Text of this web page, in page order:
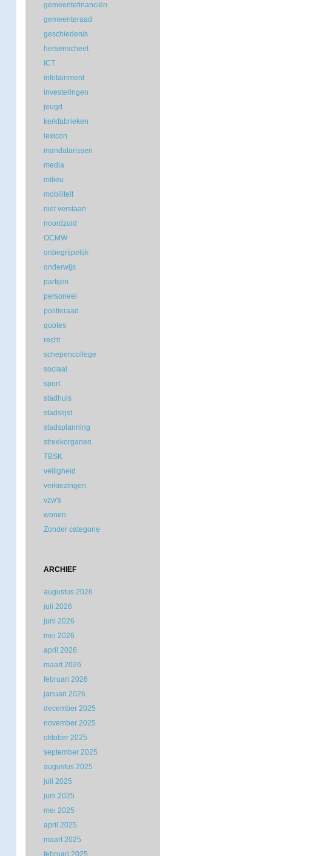
gemeentefinanciën
gemeenteraad
geschiedenis
hersenscheet
ICT
infotainment
investeringen
jeugd
kerkfabrieken
lexicon
mandatarissen
media
milieu
mobiliteit
niet verstaan
noordzuid
OCMW
onbegrijpelijk
onderwijs
partijen
personeel
politieraad
quotes
recht
schepencollege
sociaal
sport
stadhuis
stadslijst
stadsplanning
streekorganen
TBSK
veiligheid
verkiezingen
vzw's
wonen
Zonder categorie
ARCHIEF
augustus 2026
juli 2026
juni 2026
mei 2026
april 2026
maart 2026
februari 2026
januari 2026
december 2025
november 2025
oktober 2025
september 2025
augustus 2025
juli 2025
juni 2025
mei 2025
april 2025
maart 2025
februari 2025